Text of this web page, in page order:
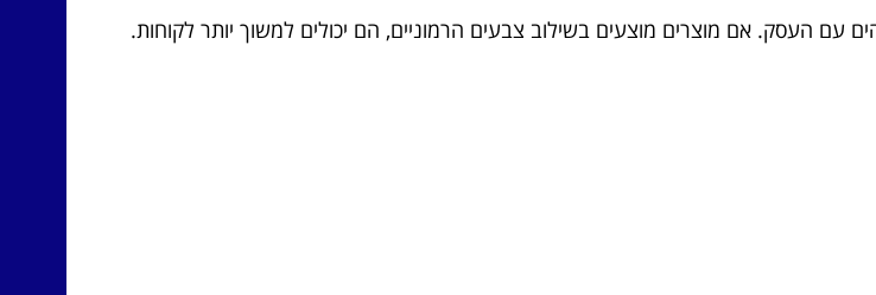
עם העסק. אם מוצרים מוצעים בשילוב צבעים הרמוניים, הם יכולים למשוך יותר לקוחות.